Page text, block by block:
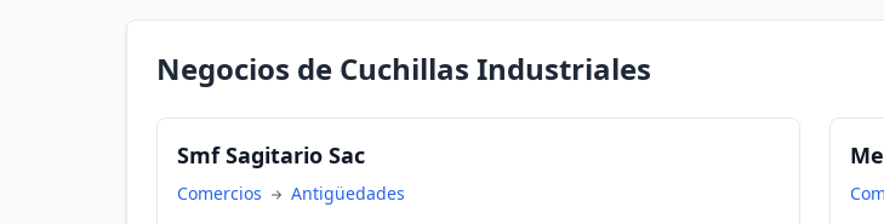
Negocios de Cuchillas Industriales
Smf Sagitario Sac
Comercios
Antigüedades